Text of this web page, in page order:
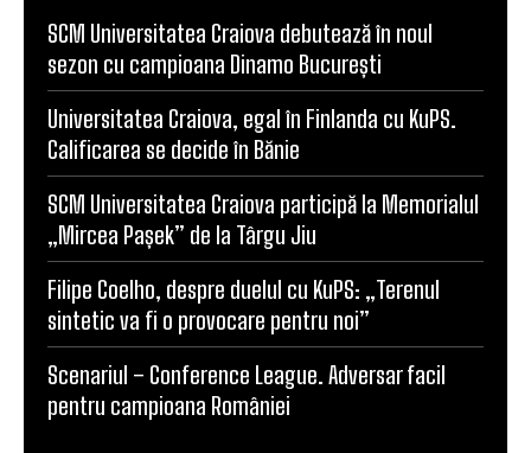
SCM Universitatea Craiova debutează în noul
sezon cu campioana Dinamo București
Universitatea Craiova, egal în Finlanda cu KuPS.
Calificarea se decide în Bănie
SCM Universitatea Craiova participă la Memorialul
„Mircea Pașek” de la Târgu Jiu
Filipe Coelho, despre duelul cu KuPS: „Terenul
sintetic va fi o provocare pentru noi”
Scenariul – Conference League. Adversar facil
pentru campioana României